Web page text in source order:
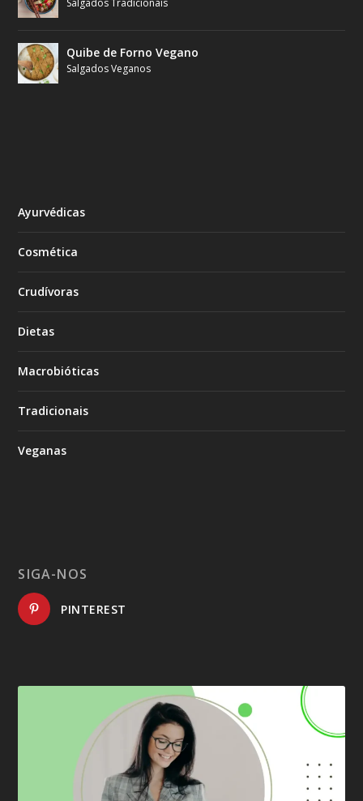
Quibe de Forno Vegano
Salgados Veganos
Ayurvédicas
Cosmética
Crudívoras
Dietas
Macrobióticas
Tradicionais
Veganas
SIGA-NOS
PINTEREST